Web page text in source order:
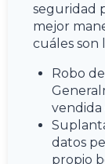
seguridad
mejor
cuáles son
Robo de
vendida
datos
propio